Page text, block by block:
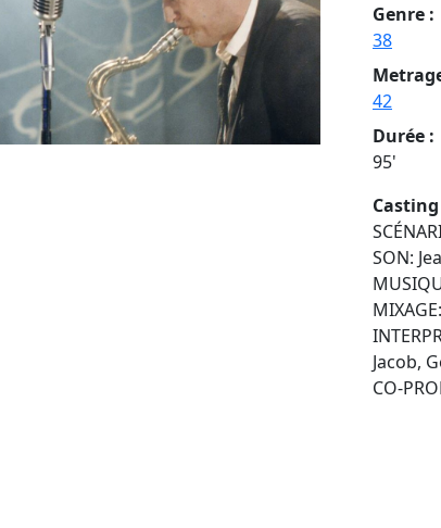
Genre :
38
42
Durée :
95'
SON:
Jacob,
CO-